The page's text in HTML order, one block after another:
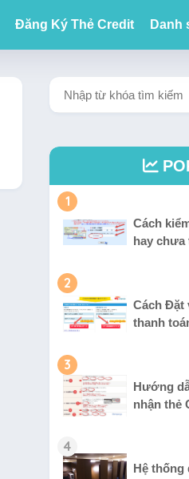
Đăng Ký Thẻ Credit Danh
1
Cách
hay chưa
2
Cách Đặt
thanh
3
Hướng
nhận thẻ
4
Hệ thống